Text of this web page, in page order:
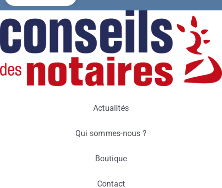
Actualités
Qui sommes-nous ?
Boutique
Contact